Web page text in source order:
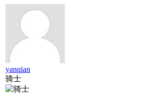
yanqian
骑士